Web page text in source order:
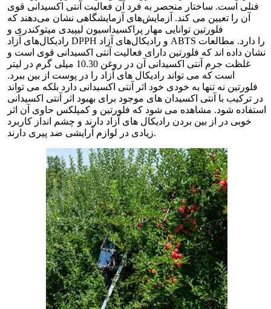
فنلی است. ساختار منحصر به فرد آن فعالیت آنتی اکسیدانی قوی
آن را تعیین می کند. آزمایش‌های آزمایشگاهی نشان می‌دهند که
فلورتین توانایی مهار پراکسیداسیون لیپیدی میتوکندری و
رادیکال‌های آزاد DPPH و رادیکال‌های آزاد ABTS را دارد. مطالعات
نشان داده اند که فلورتین دارای فعالیت آنتی اکسیدانی قوی است و
غلظت جرم آنتی اکسیدانی آن در روغن 10.30 میلی گرم در لیتر
است که می تواند رادیکال های آزاد را در پوست از بین ببرد.
فلورتین نه تنها به خودی خود اثر آنتی اکسیدانی دارد بلکه می تواند
در ترکیب با آنتی اکسیدان های موجود برای بهبود اثر آنتی اکسیدانی
استفاده شود. مشاهده می شود که فلورتین و کمپلکس حاوی آن اثر
خوبی در از بین بردن رادیکال های آزاد دارند و چشم انداز کاربرد
زیادی در لوازم آرایشی ضد پیری دارند.